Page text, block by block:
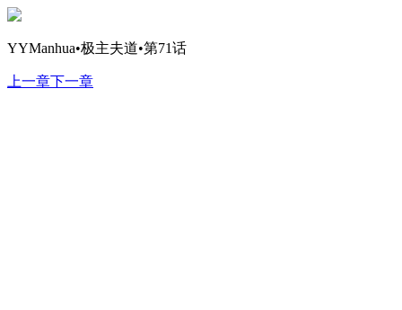
YYManhua•极主夫道•第71话
上一章下一章